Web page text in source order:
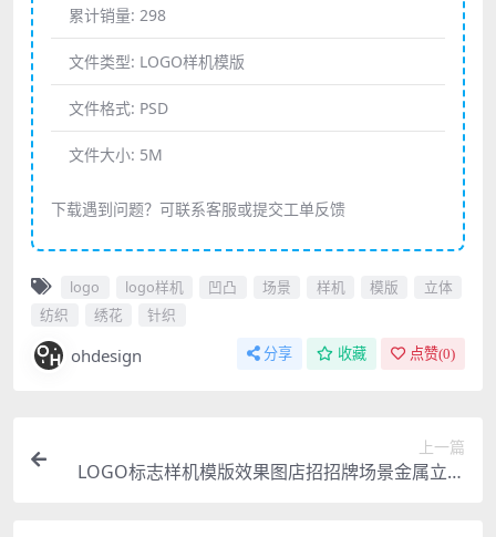
累计销量: 298
文件类型: LOGO样机模版
文件格式: PSD
文件大小: 5M
下载遇到问题？可联系客服或提交工单反馈
logo logo样机 凹凸 场景 样机 模版
立体
纺织
绣花 针织
ohdesign 分享 收藏 点赞(0)
上一篇
LOGO标志样机模版效果图店招招牌场景金属立体